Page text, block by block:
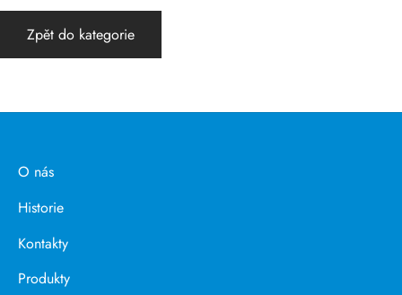
Zpět do kategorie
O nás
Historie
Kontakty
Produkty